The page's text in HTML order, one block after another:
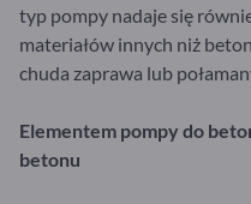
typ pompy nadaje się
materiałów innych niż
chuda zaprawa lub
Elementem pompy do
betonu